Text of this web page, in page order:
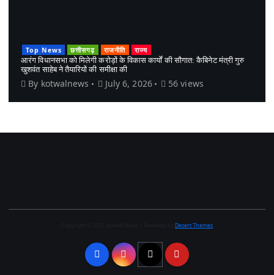
Top News छत्तीसगढ़ राजनीति
राज्य
आरंग विधानसभा को मिलेगी करोड़ों के विकास कार्यों की सौगात: कैबिनेट मंत्री गुरु
खुशवंत साहेब ने तैयारियों की समीक्षा की
By kotwalnews July 6, 2026 56 views
Desert Themes